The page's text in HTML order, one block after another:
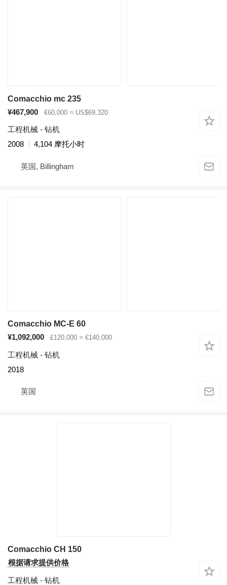
Comacchio mc 235
¥467,900
€60,000 ≈ US$69,320
工程机械 - 钻机
2008
4,104 摩托小时
英国, Billingham
Comacchio MC-E 60
¥1,092,000
£120,000 ≈ €140,000
工程机械 - 钻机
2018
英国
Comacchio CH 150
根据请求提供价格
工程机械 - 钻机